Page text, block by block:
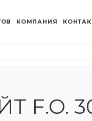
КОМПАНИЯ
F.O.